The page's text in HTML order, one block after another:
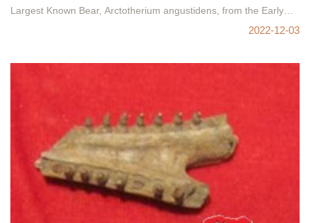
Largest Known Bear, Arctotherium angustidens, from the Early
2022-12-03